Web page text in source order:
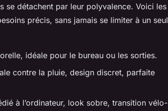
se détachent par leur polyvalence. Voici les
précis, sans jamais se limiter à un seul
idéale pour le bureau ou les sorties.
contre la pluie, design discret, parfaite
à l’ordinateur, look sobre, transition vélo-